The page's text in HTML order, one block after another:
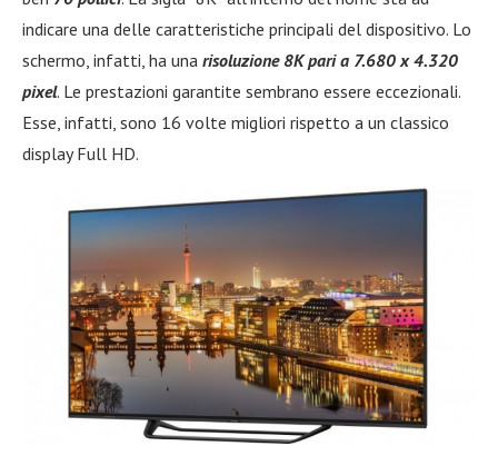
indicare una delle caratteristiche principali del dispositivo. Lo
schermo, infatti, ha una risoluzione 8K pari a 7.680 x 4.320
pixel. Le prestazioni garantite sembrano essere eccezionali.
Esse, infatti, sono 16 volte migliori rispetto a un classico
display Full HD.